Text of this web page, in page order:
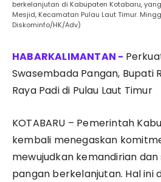
berkelanjutan di Kabupaten Kotabaru,
Mesjid, Kecamatan Pulau Laut Timur.
Diskominfo/HK/Adv)
Swasembada Pangan, Bupati
Raya Padi di Pulau Laut Timur
KOTABARU – Pemerintah
kembali menegaskan
mewujudkan kemandirian
pangan berkelanjutan. Hal ini